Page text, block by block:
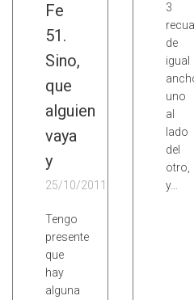
Fe
51.
Sino,
que
alguien
vaya
y
25/10/2011
Tengo
presente
que
hay
alguna
3
de
igual
uno
al
lado
del
otro,
y…